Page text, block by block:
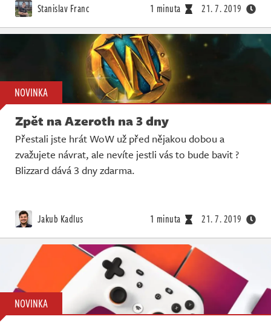
Stanislav Franc 1 minuta 21. 7. 2019
NOVINKA
Zpět na Azeroth na 3 dny
Přestali jste hrát WoW už před nějakou dobou a
zvažujete návrat, ale nevíte jestli vás to bude bavit ?
Blizzard dává 3 dny zdarma.
Jakub Kadlus 1 minuta 21. 7. 2019
NOVINKA